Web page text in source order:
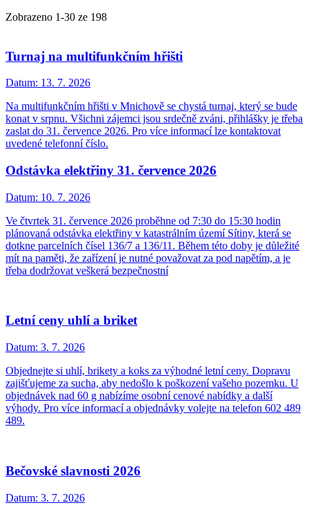
Zobrazeno 1-30 ze 198
Turnaj na multifunkčním hřišti
Datum: 13. 7. 2026
Na multifunkčním hřišti v Mnichově se chystá turnaj, který se bude
konat v srpnu. Všichni zájemci jsou srdečně zváni, přihlášky je třeba
zaslat do 31. července 2026. Pro více informací lze kontaktovat
uvedené telefonní číslo.
Odstávka elektřiny 31. července 2026
Datum: 10. 7. 2026
Ve čtvrtek 31. července 2026 proběhne od 7:30 do 15:30 hodin
plánovaná odstávka elektřiny v katastrálním území Sítiny, která se
dotkne parcelních čísel 136/7 a 136/11. Během této doby je důležité
mít na paměti, že zařízení je nutné považovat za pod napětím, a je
třeba dodržovat veškerá bezpečnostní
Letní ceny uhlí a briket
Datum: 3. 7. 2026
Objednejte si uhlí, brikety a koks za výhodné letní ceny. Dopravu
zajišťujeme za sucha, aby nedošlo k poškození vašeho pozemku. U
objednávek nad 60 g nabízíme osobní cenové nabídky a další
výhody. Pro více informací a objednávky volejte na telefon 602 489
489.
Bečovské slavnosti 2026
Datum: 3. 7. 2026